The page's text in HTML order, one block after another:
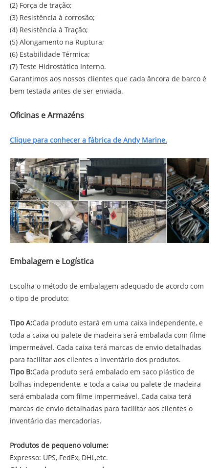
(2) Força de tração;
(3) Resistência à corrosão;
(4) Resistência à Tração;
(5) Alongamento na Ruptura;
(6) Estabilidade Térmica;
(7) Teste Hidrostático Interno.
Garantimos aos nossos clientes que cada âncora de barco é
bem testada antes de ser enviada.
Oficinas e Armazéns
Clique para conhecer a fábrica de Andy Marine.
Embalagem e Logística
Escolha o método de embalagem adequado de acordo com
o tipo de produto:
Tipo A:Cada produto estará em uma caixa independente, e
toda a caixa ou palete de madeira será embalada com filme
impermeável. Cada caixa terá marcas de envio detalhadas
para facilitar aos clientes o inventário dos produtos.
Tipo B:Cada produto será embalado em saco plástico de
bolhas independente, e toda a caixa ou palete de madeira
será embalada com filme impermeável. Cada caixa terá
marcas de envio detalhadas para facilitar aos clientes o
inventário das mercadorias.
Produtos de pequeno volume:
Expresso: UPS, FedEx, DHL,etc.